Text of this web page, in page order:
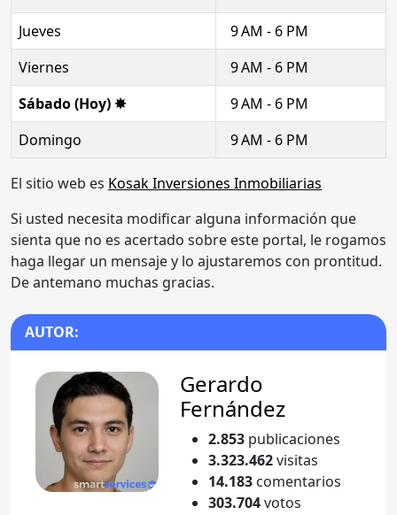
Jueves
9 AM - 6 PM
Viernes
9 AM - 6 PM
Sábado (Hoy) ✸
9 AM - 6 PM
Domingo
9 AM - 6 PM
El sitio web es Kosak Inversiones Inmobiliarias
Si usted necesita modificar alguna información que
sienta que no es acertado sobre este portal, le rogamos
haga llegar un mensaje y lo ajustaremos con prontitud.
De antemano muchas gracias.
AUTOR:
Gerardo
Fernández
2.853 publicaciones
3.323.462visitas
14.183 comentarios
303.704votos